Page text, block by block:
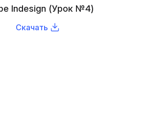
Indesign (Урок №4)
Скачать